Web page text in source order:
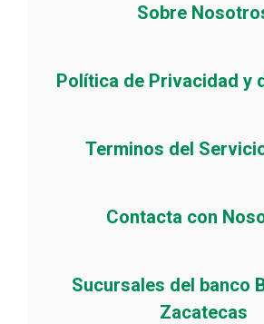
Sobre
Política de Privacidad y
Terminos del
Contacta con
Sucursales del banco
Zacatecas